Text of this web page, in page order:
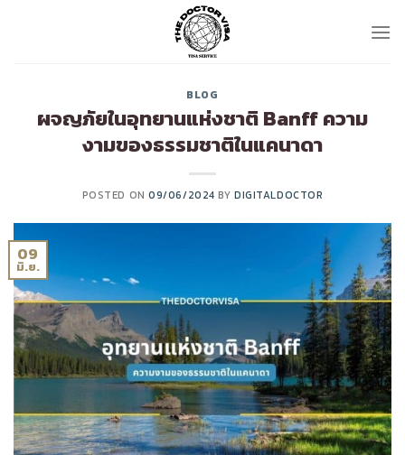
BLOG
ผจญภัยในอุทยานแห่งชาติ Banff ความ
งามของธรรมชาติในแคนาดา
POSTED ON09/06/2024 BYDIGITALDOCTOR
09
มิ.ย.